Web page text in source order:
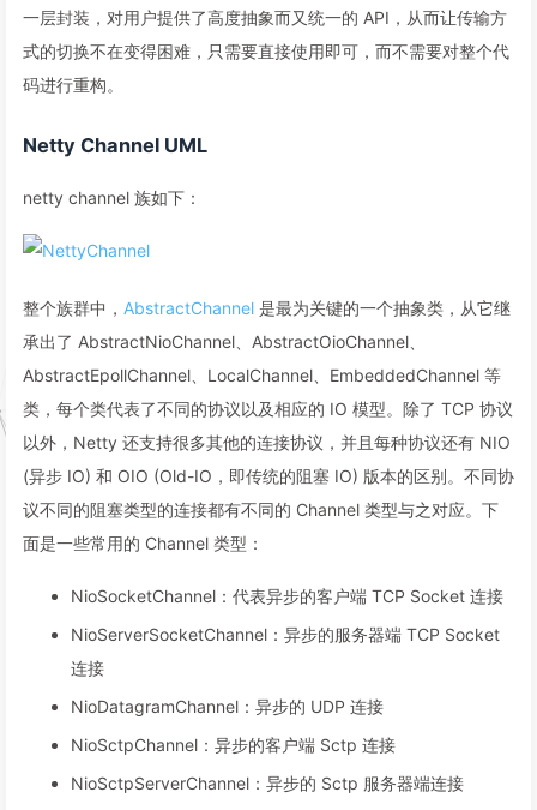
一层封装，对用户提供了高度抽象而又统一的 API，从而让传输方
式的切换不在变得困难，只需要直接使用即可，而不需要对整个代
码进行重构。
Netty Channel UML
netty channel 族如下：
整个族群中， AbstractChannel 是最为关键的一个抽象类，从它继
承出了 AbstractNioChannel、AbstractOioChannel、
AbstractEpollChannel、LocalChannel、EmbeddedChannel 等
类，每个类代表了不同的协议以及相应的 IO 模型。除了 TCP 协议
以外，Netty 还支持很多其他的连接协议，并且每种协议还有 NIO
(异步 IO) 和 OIO (Old-IO，即传统的阻塞 IO) 版本的区别。不同协
议不同的阻塞类型的连接都有不同的 Channel 类型与之对应。下
面是一些常用的 Channel 类型：
NioSocketChannel：代表异步的客户端 TCP Socket 连接
NioServerSocketChannel：异步的服务器端 TCP Socket
连接
NioDatagramChannel：异步的 UDP 连接
NioSctpChannel：异步的客户端 Sctp 连接
NioSctpServerChannel：异步的 Sctp 服务器端连接